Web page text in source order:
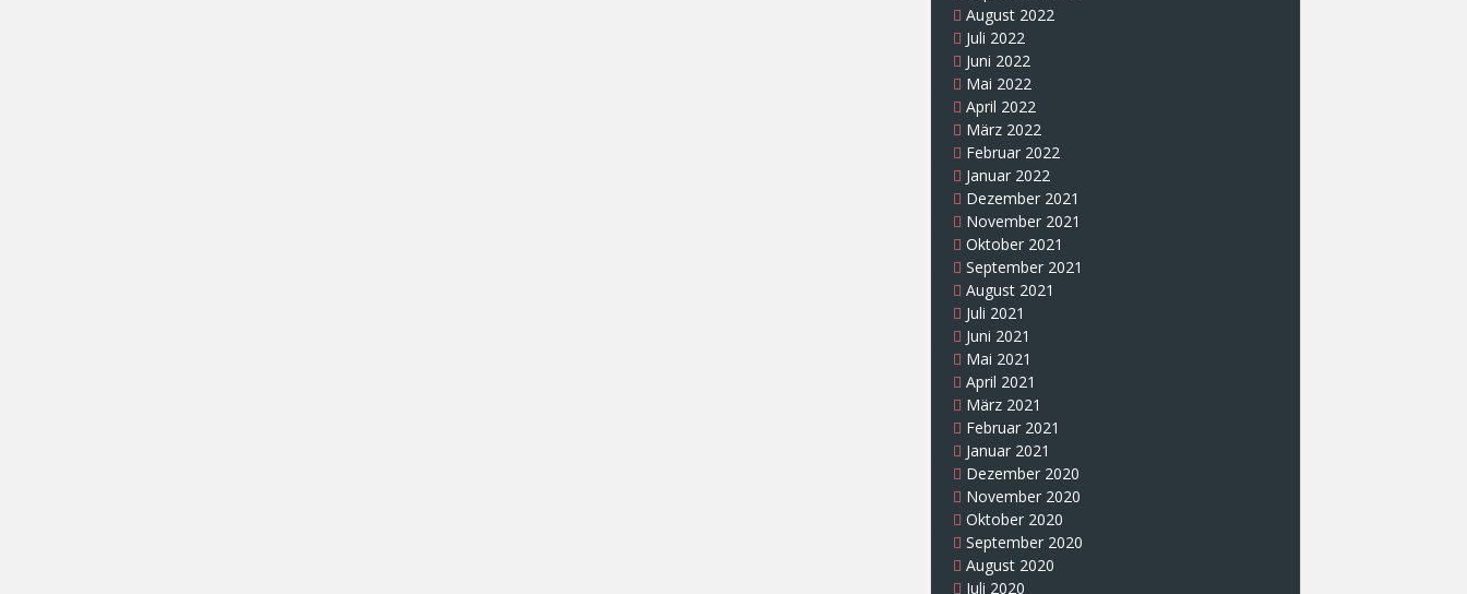
August 2022
Juli 2022
Juni 2022
Mai 2022
April 2022
März 2022
Februar 2022
Januar 2022
Dezember 2021
November 2021
Oktober 2021
September 2021
August 2021
Juli 2021
Juni 2021
Mai 2021
April 2021
März 2021
Februar 2021
Januar 2021
Dezember 2020
November 2020
Oktober 2020
September 2020
August 2020
Juli 2020